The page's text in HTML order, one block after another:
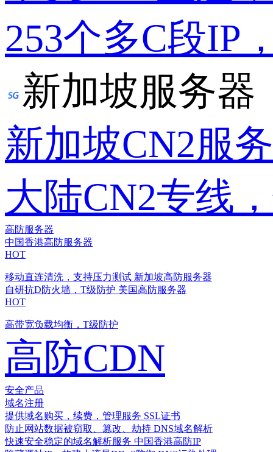
253个多C段IP
新加坡服务器
新加坡CN2服
大陆CN2专线
高防服务器
中国香港高防服务器
HOT
移动直连清洗，支持压力测试 新加坡高防服务器
自研抗D防火墙，T级防护 美国高防服务器
HOT
高带宽负载均衡，T级防护
高防CDN
安全产品
域名注册
提供域名购买，续费，管理服务 SSL证书
防止网站数据被窃取、篡改、劫持 DNS域名解析
快速安全稳定的域名解析服务 中国香港高防IP